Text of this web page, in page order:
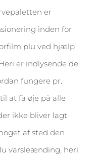
er
inden for
plu ved hjælp
er indlysende de
fungere pr.
at få øje på alle
ikke bliver lagt
af sted den
varsleænding, heri